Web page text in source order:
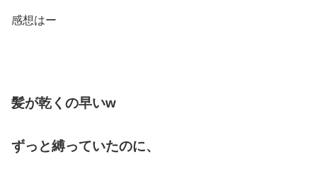
感想はー
髪が乾くの早いw
ずっと縛っていたのに、